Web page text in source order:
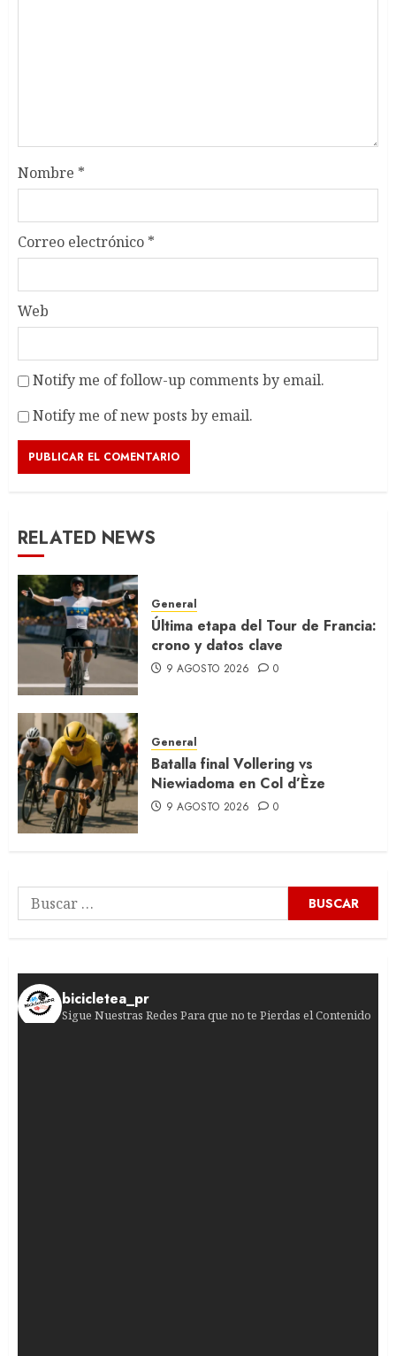
Nombre *
Correo electrónico *
Web
Notify me of follow-up comments by email.
Notify me of new posts by email.
RELATED NEWS
General
Última etapa del Tour de Francia:
crono y datos clave
9 AGOSTO 2026 0
General
Batalla final Vollering vs
Niewiadoma en Col d’Èze
9 AGOSTO 2026 0
Buscar:
bicicletea_pr
Sigue Nuestras Redes Para que no te Pierdas el Contenido